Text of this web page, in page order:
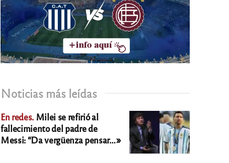
Noticias más leídas
En redes. Milei se refirió al
fallecimiento del padre de
Messi: “Da vergüenza pensar…»